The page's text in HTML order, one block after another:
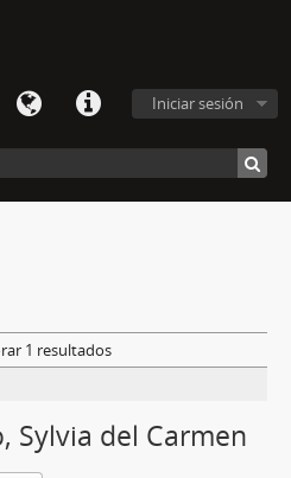
Iniciar sesión
1 resultados
Sylvia del Carmen